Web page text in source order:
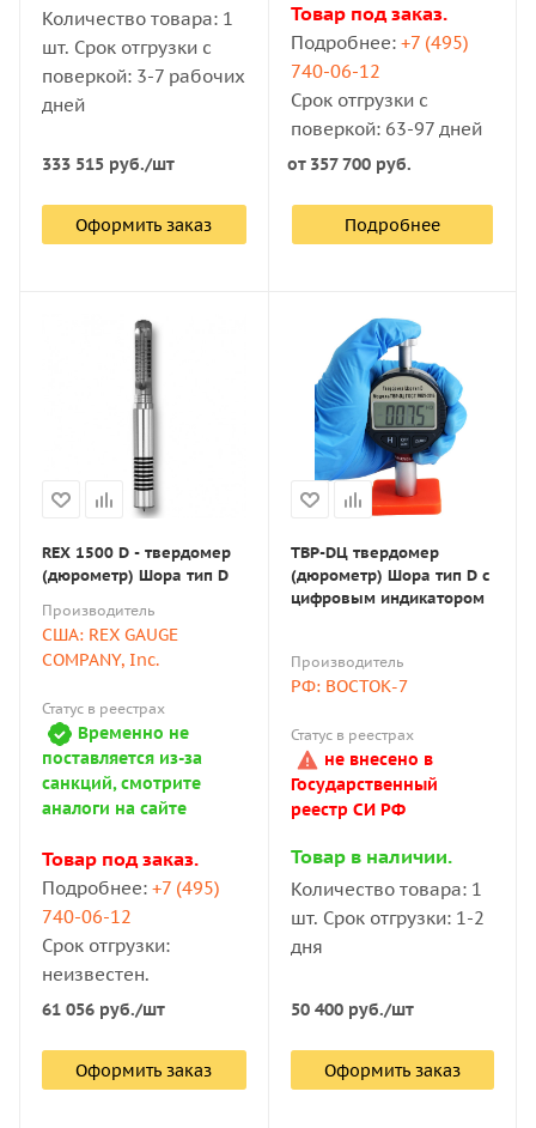
Количество товара: 1
шт. Срок отгрузки с
поверкой: 3-7 рабочих
дней
333 515 руб./шт
Оформить заказ
Товар под заказ.
Подробнее: +7 (495)
740-06-12
Срок отгрузки с
поверкой: 63-97 дней
от 357 700 руб.
Подробнее
REX 1500 D - твердомер
(дюрометр) Шора тип D
Производитель
США: REX GAUGE
COMPANY, Inc.
Статус в реестрах
Временно не
поставляется из-за
санкций, смотрите
аналоги на сайте
Товар под заказ.
Подробнее: +7 (495)
740-06-12
Срок отгрузки:
неизвестен.
61 056 руб./шт
Оформить заказ
ТВР-DЦ твердомер
(дюрометр) Шора тип D с
цифровым индикатором
Производитель
РФ: ВОСТОК-7
Статус в реестрах
не внесено в
Государственный
реестр СИ РФ
Товар в наличии.
Количество товара: 1
шт. Срок отгрузки: 1-2
дня
50 400руб./шт
Оформить заказ